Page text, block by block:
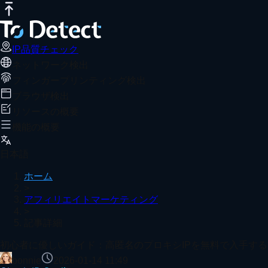
IP品質チェック
初心者に優しいガイド：高匿名のプロキ
ToDetectブラウザの指紋検出で高匿名性プロキシIPを使用す
ホーム
おすすめ記事
IP品質チェック
ホーム
アフィリエイトマーケティング